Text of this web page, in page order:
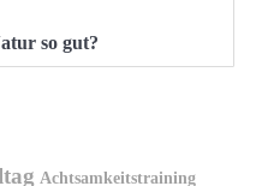
so gut?
Achtsamkeitstraining